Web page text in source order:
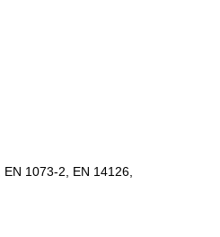
1073-2, EN 14126,